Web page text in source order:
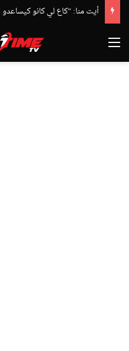
القائمة